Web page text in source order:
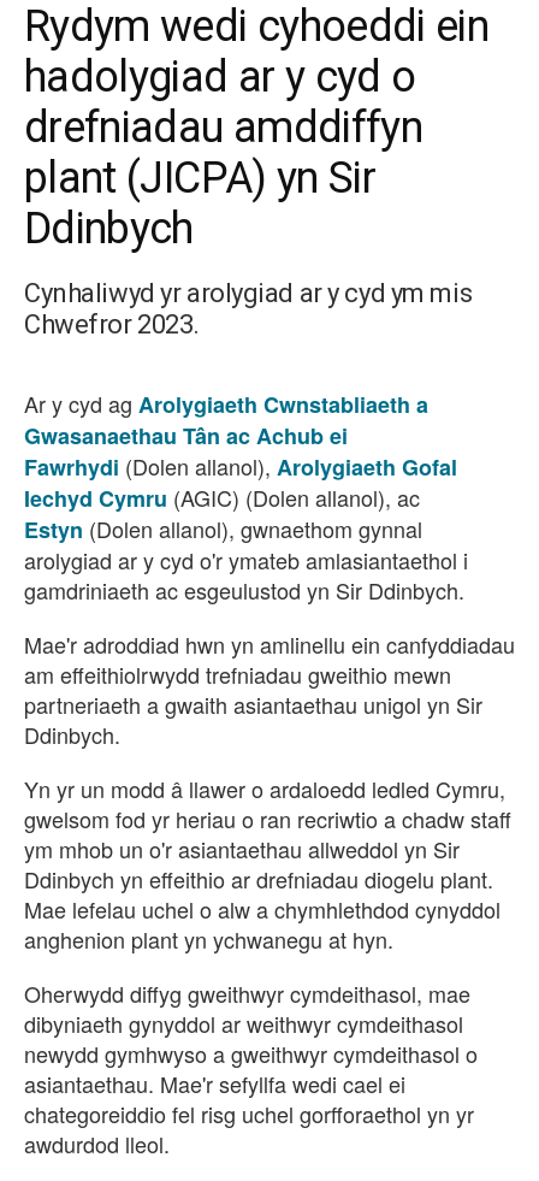
Rydym wedi cyhoeddi ein
hadolygiad ar y cyd o
drefniadau amddiffyn
plant (JICPA) yn Sir
Ddinbych
Cynhaliwyd yr arolygiad ar y cyd ym mis
Chwefror 2023.
Ar y cyd ag Arolygiaeth Cwnstabliaeth a
Gwasanaethau Tân ac Achub ei
Fawrhydi (Dolen allanol), Arolygiaeth Gofal
Iechyd Cymru (AGIC) (Dolen allanol), ac
Estyn (Dolen allanol), gwnaethom gynnal
arolygiad ar y cyd o'r ymateb amlasiantaethol i
gamdriniaeth ac esgeulustod yn Sir Ddinbych.
Mae'r adroddiad hwn yn amlinellu ein canfyddiadau
am effeithiolrwydd trefniadau gweithio mewn
partneriaeth a gwaith asiantaethau unigol yn Sir
Ddinbych.
Yn yr un modd â llawer o ardaloedd ledled Cymru,
gwelsom fod yr heriau o ran recriwtio a chadw staff
ym mhob un o'r asiantaethau allweddol yn Sir
Ddinbych yn effeithio ar drefniadau diogelu plant.
Mae lefelau uchel o alw a chymhlethdod cynyddol
anghenion plant yn ychwanegu at hyn.
Oherwydd diffyg gweithwyr cymdeithasol, mae
dibyniaeth gynyddol ar weithwyr cymdeithasol
newydd gymhwyso a gweithwyr cymdeithasol o
asiantaethau. Mae'r sefyllfa wedi cael ei
chategoreiddio fel risg uchel gorfforaethol yn yr
awdurdod lleol.